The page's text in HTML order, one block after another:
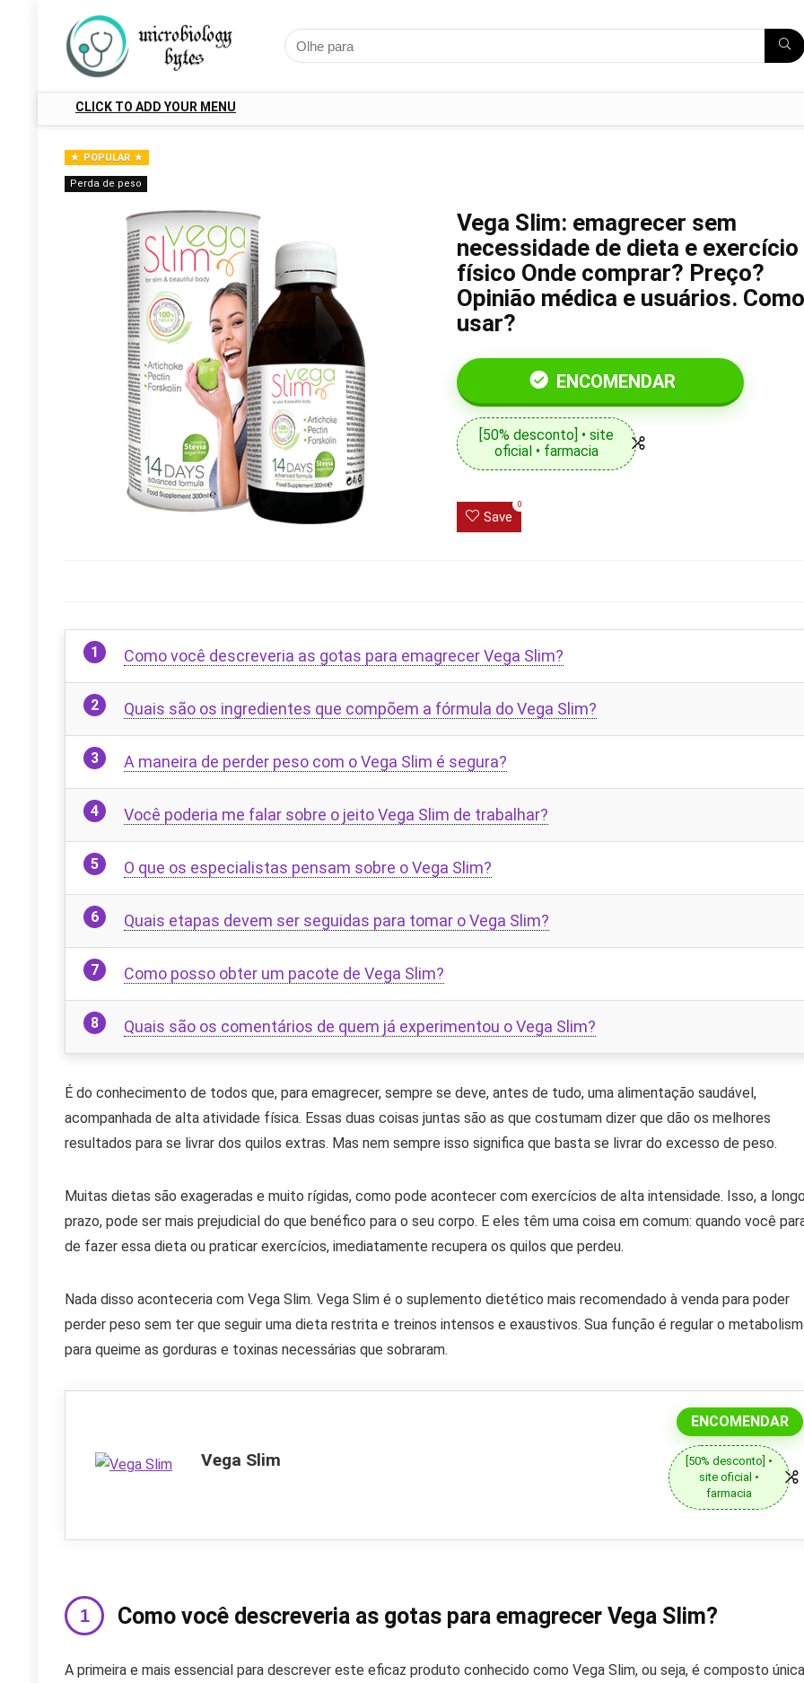
CLICK TO ADD YOUR MENU
POPULAR
Perda de peso
Vega Slim: emagrecer sem
necessidade de dieta e exercício
físico Onde comprar? Preço?
Opinião médica e usuários. Como
usar?
ENCOMENDAR
[50% desconto] • site
oficial • farmacia
Save
0
Como você descreveria as gotas para emagrecer Vega Slim?
Quais são os ingredientes que compõem a fórmula do Vega Slim?
A maneira de perder peso com o Vega Slim é segura?
Você poderia me falar sobre o jeito Vega Slim de trabalhar?
O que os especialistas pensam sobre o Vega Slim?
Quais etapas devem ser seguidas para tomar o Vega Slim?
Como posso obter um pacote de Vega Slim?
Quais são os comentários de quem já experimentou o Vega Slim?
É do conhecimento de todos que, para emagrecer, sempre se deve, antes de tudo, uma alimentação saudável,
acompanhada de alta atividade física. Essas duas coisas juntas são as que costumam dizer que dão os melhores
resultados para se livrar dos quilos extras. Mas nem sempre isso significa que basta se livrar do excesso de peso.
Muitas dietas são exageradas e muito rígidas, como pode acontecer com exercícios de alta intensidade. Isso, a
prazo, pode ser mais prejudicial do que benéfico para o seu corpo. E eles têm uma coisa em comum: quando você
de fazer essa dieta ou praticar exercícios, imediatamente recupera os quilos que perdeu.
Nada disso aconteceria com Vega Slim. Vega Slim é o suplemento dietético mais recomendado à venda para poder
perder peso sem ter que seguir uma dieta restrita e treinos intensos e exaustivos. Sua função é regular o
para queime as gorduras e toxinas necessárias que sobraram.
Vega Slim
ENCOMENDAR
[50% desconto] •
site oficial •
farmacia
Como você descreveria as gotas para emagrecer Vega Slim?
A primeira e mais essencial para descrever este eficaz produto conhecido como Vega Slim, ou seja, é composto